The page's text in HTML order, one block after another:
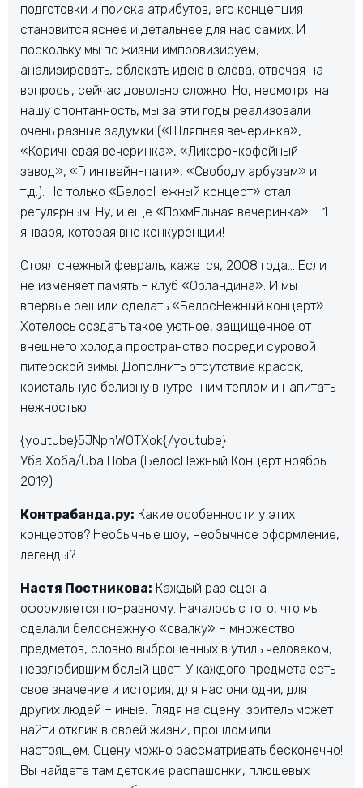
подготовки и поиска атрибутов, его концепция
становится яснее и детальнее для нас самих. И
поскольку мы по жизни импровизируем,
анализировать, облекать идею в слова, отвечая на
вопросы, сейчас довольно сложно! Но, несмотря на
нашу спонтанность, мы за эти годы реализовали
очень разные задумки («Шляпная вечеринка»,
«Коричневая вечеринка», «Ликеро-кофейный
завод», «Глинтвейн-пати», «Свободу арбузам» и
т.д.). Но только «БелосНежный концерт» стал
регулярным. Ну, и еще «ПохмЕльная вечеринка» – 1
января, которая вне конкуренции!
Стоял снежный февраль, кажется, 2008 года… Если
не изменяет память – клуб «Орландина». И мы
впервые решили сделать «БелосНежный концерт».
Хотелось создать такое уютное, защищенное от
внешнего холода пространство посреди суровой
питерской зимы. Дополнить отсутствие красок,
кристальную белизну внутренним теплом и напитать
нежностью.
{youtube}5JNpnWOTXok{/youtube}
Уба Хоба/Uba Hoba (БелосНежный Концерт ноябрь
2019)
Контрабанда.ру: Какие особенности у этих
концертов? Необычные шоу, необычное оформление,
легенды?
Настя Постникова: Каждый раз сцена
оформляется по-разному. Началось с того, что мы
сделали белоснежную «свалку» – множество
предметов, словно выброшенных в утиль человеком,
невзлюбившим белый цвет. У каждого предмета есть
свое значение и история, для нас они одни, для
других людей – иные. Глядя на сцену, зритель может
найти отклик в своей жизни, прошлом или
настоящем. Сцену можно рассматривать бесконечно!
Вы найдете там детские распашонки, плюшевых